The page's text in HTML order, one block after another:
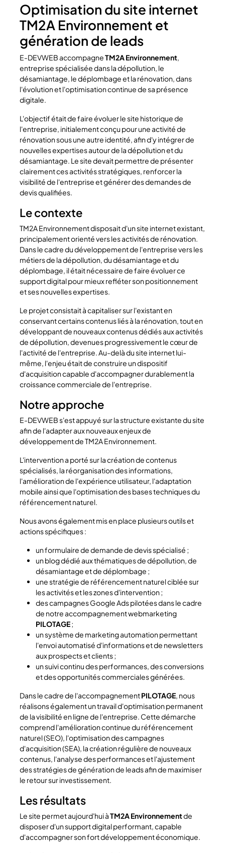
Optimisation du site internet
TM2A Environnement et
génération de leads
E-DEVWEB accompagneTM2A Environnement,
entreprise spécialisée dans la dépollution, le
désamiantage, le déplombage et la rénovation, dans
l'évolution et l'optimisation continue de sa présence
digitale.
L'objectif était de faire évoluer le site historique de
l'entreprise, initialement conçu pour une activité de
rénovation sous une autre identité, afin d'y intégrer de
nouvelles expertises autour de la dépollution et du
désamiantage. Le site devait permettre de présenter
clairement ces activités stratégiques, renforcer la
visibilité de l'entreprise et générer des demandes de
devis qualifiées.
Le contexte
TM2A Environnement disposait d'un site internet existant,
principalement orienté vers les activités de rénovation.
Dans le cadre du développement de l'entreprise vers les
métiers de la dépollution, du désamiantage et du
déplombage, il était nécessaire de faire évoluer ce
support digital pour mieux refléter son positionnement
et ses nouvelles expertises.
Le projet consistait à capitaliser sur l'existant en
conservant certains contenus liés à la rénovation, tout en
développant de nouveaux contenus dédiés aux activités
de dépollution, devenues progressivement le cœur de
l'activité de l'entreprise. Au-delà du site internet lui-
même, l'enjeu était de construire un dispositif
d'acquisition capable d'accompagner durablement la
croissance commerciale de l'entreprise.
Notre approche
E-DEVWEB s'est appuyé sur la structure existante du site
afin de l'adapter aux nouveaux enjeux de
développement de TM2A Environnement.
L'intervention a porté sur la création de contenus
spécialisés, la réorganisation des informations,
l'amélioration de l'expérience utilisateur, l'adaptation
mobile ainsi que l'optimisation des bases techniques du
référencement naturel.
Nous avons également mis en place plusieurs outils et
actions spécifiques :
un formulaire de demande de devis spécialisé ;
un blog dédié aux thématiques de dépollution, de
désamiantage et de déplombage ;
une stratégie de référencement naturel ciblée sur
les activités et les zones d'intervention ;
des campagnes Google Ads pilotées dans le cadre
de notre accompagnement webmarketing
PILOTAGE;
un système de marketing automation permettant
l'envoi automatisé d'informations et de newsletters
aux prospects et clients ;
un suivi continu des performances, des conversions
et des opportunités commerciales générées.
Dans le cadre de l'accompagnementPILOTAGE, nous
réalisons également un travail d'optimisation permanent
de la visibilité en ligne de l'entreprise. Cette démarche
comprend l'amélioration continue du référencement
naturel (SEO), l'optimisation des campagnes
d'acquisition (SEA), la création régulière de nouveaux
contenus, l'analyse des performances et l'ajustement
des stratégies de génération de leads afin de maximiser
le retour sur investissement.
Les résultats
Le site permet aujourd'hui àTM2A Environnementde
disposer d'un support digital performant, capable
d'accompagner son fort développement économique.